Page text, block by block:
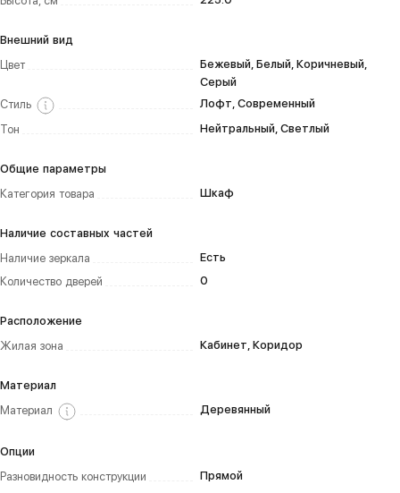
Внешний вид
Цвет
Бежевый, Белый, Коричневый,
Серый
Стиль
Лофт, Современный
Тон
Нейтральный, Светлый
Общие параметры
Категория товара
Шкаф
Наличие составных частей
Наличие зеркала
Есть
Количество дверей
0
Расположение
Жилая зона
Кабинет, Коридор
Материал
Материал
Деревянный
Опции
Разновидность конструкции
Прямой